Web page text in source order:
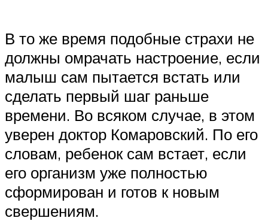
В то же время подобные страхи не
должны омрачать настроение, если
малыш сам пытается встать или
сделать первый шаг раньше
времени. Во всяком случае, в этом
уверен доктор Комаровский. По его
словам, ребенок сам встает, если
его организм уже полностью
сформирован и готов к новым
свершениям.